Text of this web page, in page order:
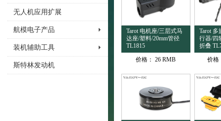
无人机应用扩展
航模电子产品
装机辅助工具
斯特林发动机
Tarot 电机座/三层式马
达座/塑料/20mm管径
TL1815
价格： 26 RMB
Tarot
行器/四
折叠
价格